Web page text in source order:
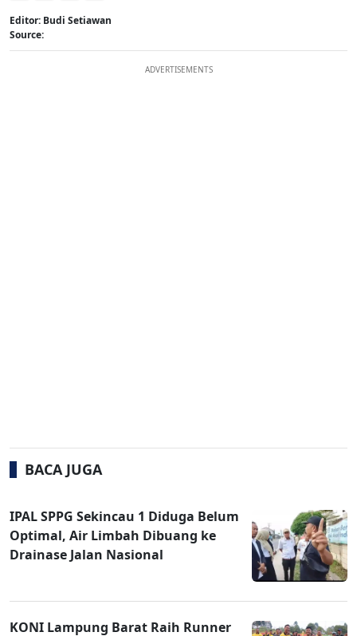
Editor: Budi Setiawan
Source:
ADVERTISEMENTS
BACA JUGA
IPAL SPPG Sekincau 1 Diduga Belum
Optimal, Air Limbah Dibuang ke
Drainase Jalan Nasional
KONI Lampung Barat Raih Runner